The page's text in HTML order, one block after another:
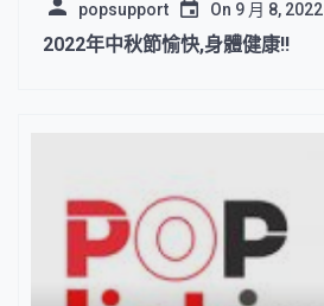
popsupport On 9 月 8, 2022
2022年中秋節愉快,身體健康!!